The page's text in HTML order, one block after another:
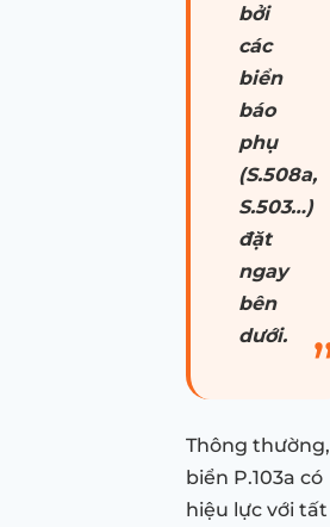
bởi
các
biển
báo
phụ
(S.508a,
S.503…)
đặt
ngay
bên
dưới.
Thông thường,
biển P.103a có
hiệu lực với tất